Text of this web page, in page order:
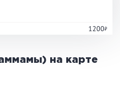
1200
на карте